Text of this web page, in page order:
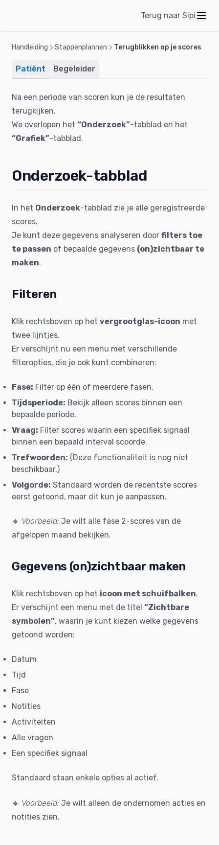
Terug naar Sipi
Handleiding Stappenplannen Terugblikken op je scores
Patiënt Begeleider
Na een periode van scoren kun je de resultaten
terugkijken.
We overlopen het “Onderzoek”-tabblad en het
“Grafiek”-tabblad.
Onderzoek-tabblad
In het Onderzoek-tabblad zie je alle geregistreerde
scores.
Je kunt deze gegevens analyseren door filters toe
te passen of bepaalde gegevens (on)zichtbaar te
maken.
Filteren
Klik rechtsboven op het vergrootglas-icoon met
twee lijntjes.
Er verschijnt nu een menu met verschillende
filteropties, die je ook kunt combineren:
Fase: Filter op één of meerdere fasen.
Tijdsperiode: Bekijk alleen scores binnen een
bepaalde periode.
Vraag: Filter scores waarin een specifiek signaal
binnen een bepaald interval scoorde.
Trefwoorden: (Deze functionaliteit is nog niet
beschikbaar.)
Volgorde: Standaard worden de recentste scores
eerst getoond, maar dit kun je aanpassen.
🔹 Voorbeeld: Je wilt alle fase 2-scores van de
afgelopen maand bekijken.
Gegevens (on)zichtbaar maken
Klik rechtsboven op het icoon met schuifbalken.
Er verschijnt een menu met de titel “Zichtbare
symbolen”, waarin je kunt kiezen welke gegevens
getoond worden:
Datum
Tijd
Fase
Notities
Activiteiten
Alle vragen
Een specifiek signaal
Standaard staan enkele opties al actief.
🔹 Voorbeeld: Je wilt alleen de ondernomen acties en
notities zien.